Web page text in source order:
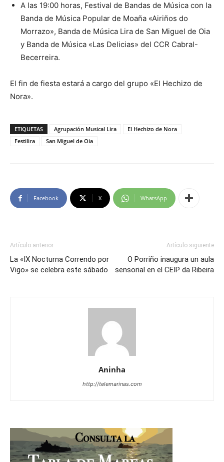
A las 19:00 horas, Festival de Bandas de Música con la
Banda de Música Popular de Moaña «Airiños do
Morrazo», Banda de Música Lira de San Miguel de Oia
y Banda de Música «Las Delicias» del CCR Cabral-
Becerreira.
El fin de fiesta estará a cargo del grupo «El Hechizo de
Nora».
ETIQUETAS Agrupación Musical Lira
El Hechizo de Nora
Festilira
San Miguel de Oia
Facebook X WhatsApp
Artículo anterior
La «IX Nocturna Correndo por
Vigo» se celebra este sábado
Artículo siguiente
O Porriño inaugura un aula
sensorial en el CEIP da Ribeira
Aninha
http://telemarinas.com